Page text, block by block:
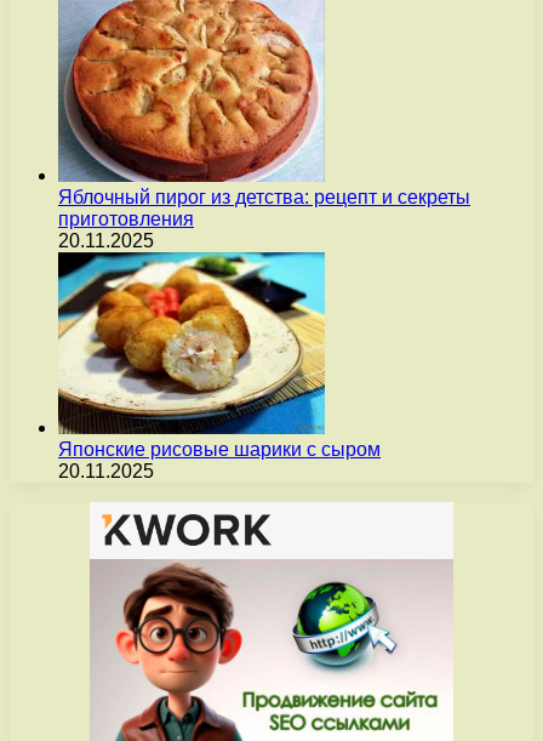
Яблочный пирог из детства: рецепт и секреты
приготовления
20.11.2025
Японские рисовые шарики с сыром
20.11.2025